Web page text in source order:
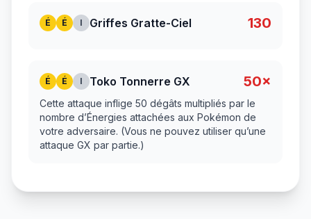
É É I Griffes Gratte-Ciel 130
É É I Toko Tonnerre GX 50×
Cette attaque inflige 50 dégâts multipliés par le
nombre d’Énergies attachées aux Pokémon de
votre adversaire. (Vous ne pouvez utiliser qu’une
attaque GX par partie.)